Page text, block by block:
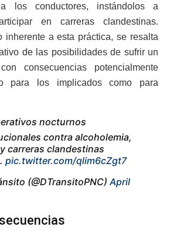
a los conductores, instándolos a
en carreras clandestinas.
inherente a esta práctica, se resalta
de las posibilidades de sufrir un
consecuencias potencialmente
para los implicados como para
nocturnos
contra alcoholemia,
carreras clandestinas
pic.twitter.com/qlim6cZgt7
(@DTransitoPNC) April